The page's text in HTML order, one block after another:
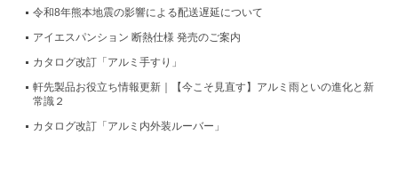
令和8年熊本地震の影響による配送遅延について
アイエスパンション 断熱仕様 発売のご案内
カタログ改訂「アルミ手すり」
軒先製品お役立ち情報更新｜【今こそ見直す】アルミ雨といの進化と新
常識２
カタログ改訂「アルミ内外装ルーバー」